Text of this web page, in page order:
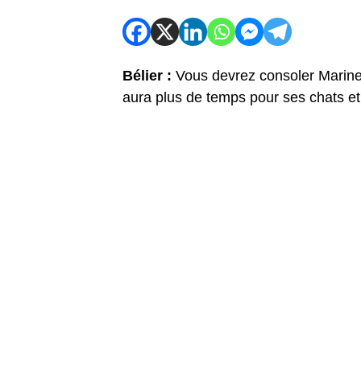
Bélier : Vous devrez consoler
aura plus de temps pour ses chats